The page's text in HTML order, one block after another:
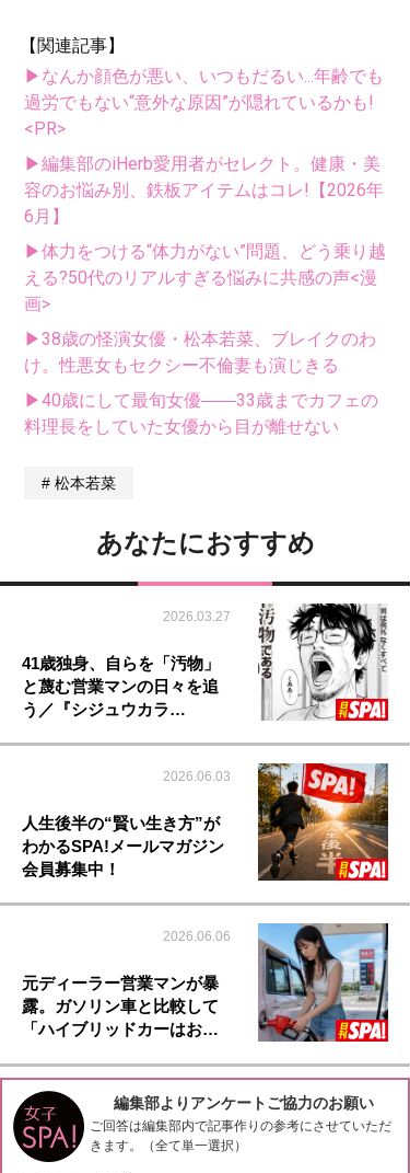
【関連記事】
▶なんか顔色が悪い、いつもだるい...年齢でも
過労でもない“意外な原因”が隠れているかも!
<PR>
▶編集部のiHerb愛用者がセレクト。健康・美
容のお悩み別、鉄板アイテムはコレ!【2026年
6月】
▶体力をつける“体力がない”問題、どう乗り越
える?50代のリアルすぎる悩みに共感の声<漫
画>
▶38歳の怪演女優・松本若菜、ブレイクのわ
け。性悪女もセクシー不倫妻も演じきる
▶40歳にして最旬女優――33歳までカフェの
料理長をしていた女優から目が離せない
松本若菜
あなたにおすすめ
2026.03.27
41歳独身、自らを「汚物」
と蔑む営業マンの日々を追
う／『シジュウカラ…
2026.06.03
人生後半の“賢い生き方”が
わかるSPA!メールマガジン
会員募集中！
2026.06.06
元ディーラー営業マンが暴
露。ガソリン車と比較して
「ハイブリッドカーはお…